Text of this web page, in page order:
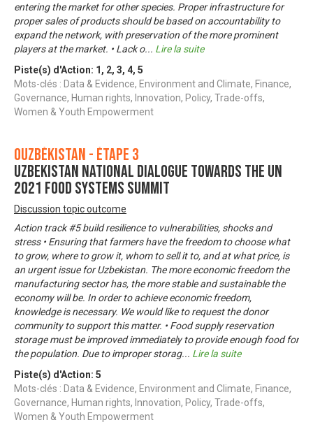
entering the market for other species. Proper infrastructure for
proper sales of products should be based on accountability to
expand the network, with preservation of the more prominent
players at the market. • Lack o... Lire la suite
Piste(s) d'Action: 1 , 2, 3, 4, 5
Mots-clés : Data & Evidence, Environment and Climate, Finance,
Governance, Human rights, Innovation, Policy, Trade-offs,
Women & Youth Empowerment
Ouzbékistan - Étape 3
UZBEKISTAN NATIONAL DIALOGUE TOWARDS THE UN
2021 FOOD SYSTEMS SUMMIT
Discussion topic outcome
Action track #5 build resilience to vulnerabilities, shocks and
stress • Ensuring that farmers have the freedom to choose what
to grow, where to grow it, whom to sell it to, and at what price, is
an urgent issue for Uzbekistan. The more economic freedom the
manufacturing sector has, the more stable and sustainable the
economy will be. In order to achieve economic freedom,
knowledge is necessary. We would like to request the donor
community to support this matter. • Food supply reservation
storage must be improved immediately to provide enough food for
the population. Due to improper storag... Lire la suite
Piste(s) d'Action: 5
Mots-clés : Data & Evidence, Environment and Climate, Finance,
Governance, Human rights, Innovation, Policy, Trade-offs,
Women & Youth Empowerment